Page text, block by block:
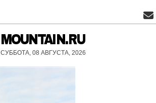
MOUNTAIN.RU
СУББОТА, 08 АВГУСТА, 2026